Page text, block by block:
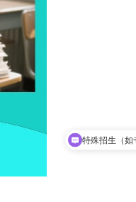
特殊招生（如